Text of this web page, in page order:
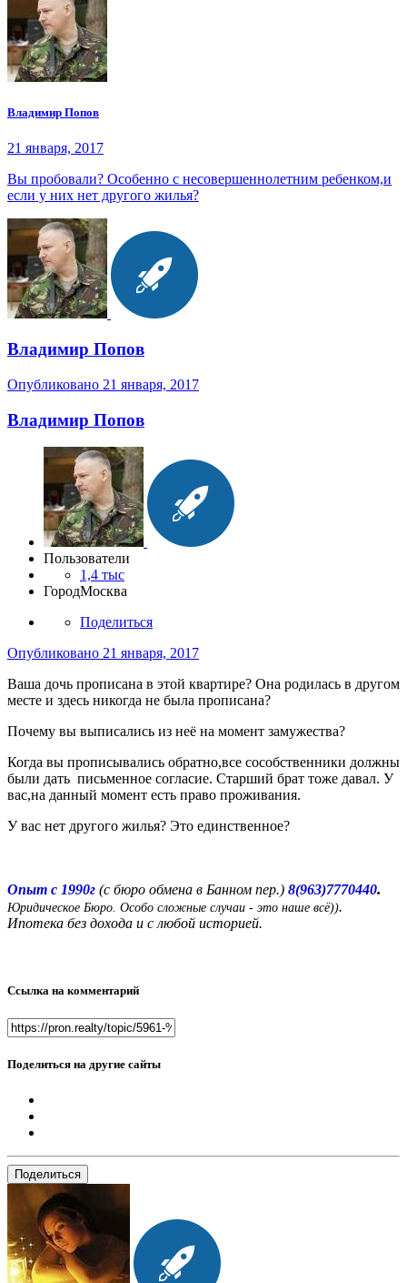
Владимир Попов
21 января, 2017
Вы пробовали? Особенно с несовершеннолетним ребенком,и
если у них нет другого жилья?
Владимир Попов
Опубликовано 21 января, 2017
Владимир Попов
Пользователи
1,4 тыс
ГородМосква
Поделиться
Опубликовано 21 января, 2017
Ваша дочь прописана в этой квартире? Она родилась в другом
месте и здесь никогда не была прописана?
Почему вы выписались из неё на момент замужества?
Когда вы прописывались обратно,все сособственники должны
были дать письменное согласие. Старший брат тоже давал. У
вас,на данный момент есть право проживания.
У вас нет другого жилья? Это единственное?
Опыт с 1990г (с бюро обмена в Банном пер.) 8(963)7770440.
Юридическое Бюро. Особо сложные случаи - это наше всё)).
Ипотека без дохода и с любой историей.
Ссылка на комментарий
Поделиться на другие сайты
Поделиться